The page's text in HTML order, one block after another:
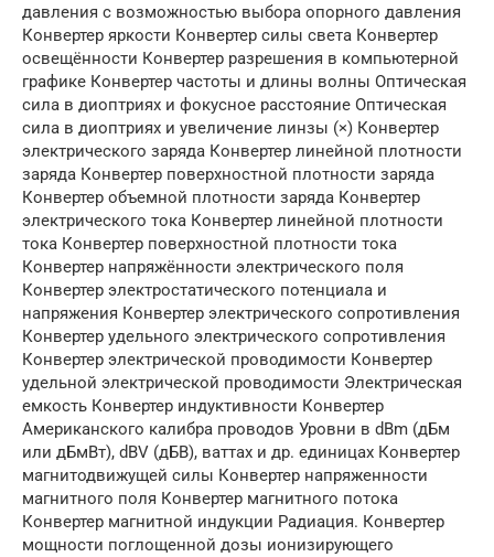
давления с возможностью выбора опорного давления
Конвертер яркости Конвертер силы света Конвертер
освещённости Конвертер разрешения в компьютерной
графике Конвертер частоты и длины волны Оптическая
сила в диоптриях и фокусное расстояние Оптическая
сила в диоптриях и увеличение линзы (×) Конвертер
электрического заряда Конвертер линейной плотности
заряда Конвертер поверхностной плотности заряда
Конвертер объемной плотности заряда Конвертер
электрического тока Конвертер линейной плотности
тока Конвертер поверхностной плотности тока
Конвертер напряжённости электрического поля
Конвертер электростатического потенциала и
напряжения Конвертер электрического сопротивления
Конвертер удельного электрического сопротивления
Конвертер электрической проводимости Конвертер
удельной электрической проводимости Электрическая
емкость Конвертер индуктивности Конвертер
Американского калибра проводов Уровни в dBm (дБм
или дБмВт), dBV (дБВ), ваттах и др. единицах Конвертер
магнитодвижущей силы Конвертер напряженности
магнитного поля Конвертер магнитного потока
Конвертер магнитной индукции Радиация. Конвертер
мощности поглощенной дозы ионизирующего